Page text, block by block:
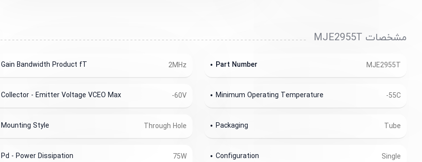
مشخصات MJE2955T
MJE2955T
Part Number
2MHz
Gain Bandwidth Product fT
-55C
Minimum Operating Temperature
-60V
Collector - Emitter Voltage VCEO Max
Tube
Packaging
Through Hole
Mounting Style
Single
Configuration
75W
Pd - Power Dissipation